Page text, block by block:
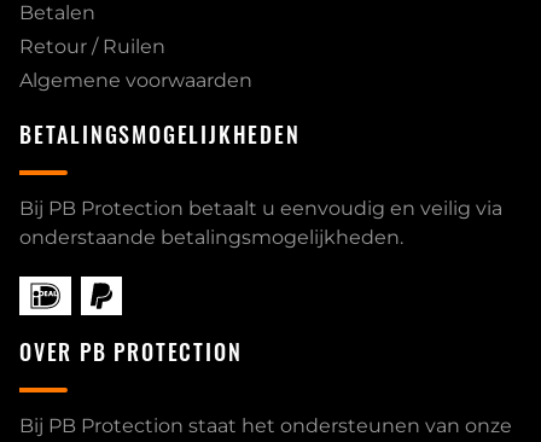
Betalen
Retour / Ruilen
Algemene voorwaarden
BETALINGSMOGELIJKHEDEN
Bij PB Protection betaalt u eenvoudig en veilig via
onderstaande betalingsmogelijkheden.
OVER PB PROTECTION
Bij PB Protection staat het ondersteunen van onze